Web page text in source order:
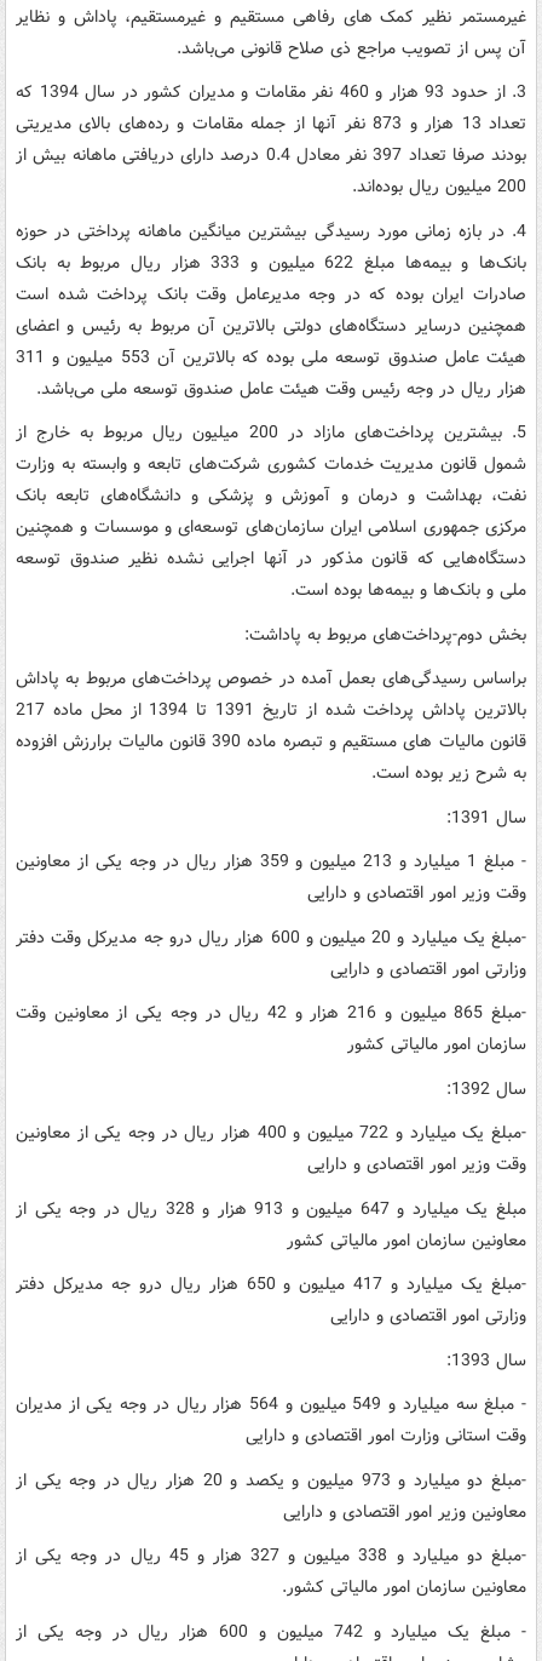
غیرمستمر نظیر کمک های رفاهی مستقیم و غیرمستقیم، پاداش و نظایر
آن پس از تصویب مراجع ذی صلاح قانونی می‌باشد.
3. از حدود 93 هزار و 460 نفر مقامات و مدیران کشور در سال 1394 که
تعداد 13 هزار و 873 نفر آنها از جمله مقامات و رده‌های بالای مدیریتی
بودند صرفا تعداد 397 نفر معادل 0.4 درصد دارای دریافتی ماهانه بیش از
200 میلیون ریال بوده‌اند.
4. در بازه زمانی مورد رسیدگی بیشترین میانگین ماهانه پرداختی در حوزه
بانک‌ها و بیمه‌ها مبلغ 622 میلیون و 333 هزار ریال مربوط به بانک
صادرات ایران بوده که در وجه مدیرعامل وقت بانک پرداخت شده است
همچنین درسایر دستگاه‌های دولتی بالاترین آن مربوط به رئیس و اعضای
هیئت عامل صندوق توسعه ملی بوده که بالاترین آن 553 میلیون و 311
هزار ریال در وجه رئیس وقت هیئت عامل صندوق توسعه ملی می‌باشد.
5. بیشترین پرداخت‌های مازاد در 200 میلیون ریال مربوط به خارج از
شمول قانون مدیریت خدمات کشوری شرکت‌های تابعه و وابسته به وزارت
نفت، بهداشت و درمان و آموزش و پزشکی و دانشگاه‌های تابعه بانک
مرکزی جمهوری اسلامی ایران سازمان‌های توسعه‌ای و موسسات و همچنین
دستگاه‌هایی که قانون مذکور در‌ آنها اجرایی نشده نظیر صندوق توسعه
ملی و بانک‌ها و بیمه‌ها بوده است.
بخش دوم-پرداخت‌های مربوط به پاداشت:
براساس رسیدگی‌های بعمل آمده در خصوص پرداخت‌های مربوط به پاداش
بالاترین پاداش پرداخت شده از تاریخ 1391 تا 1394 از محل ماده 217
قانون مالیات های مستقیم و تبصره ماده 390 قانون مالیات برارزش افزوده
به شرح زیر بوده است.
سال 1391:
- مبلغ 1 میلیارد و 213 میلیون و 359 هزار ریال در وجه یکی از معاونین
وقت وزیر امور اقتصادی و دارایی
-مبلغ یک میلیارد و 20 میلیون و 600 هزار ریال درو جه مدیرکل وقت دفتر
وزارتی امور اقتصادی و دارایی
-مبلغ 865 میلیون و 216 هزار و 42 ریال در وجه یکی از معاونین وقت
سازمان امور مالیاتی کشور
سال 1392:
-مبلغ یک میلیارد و 722 میلیون و 400 هزار ریال در وجه یکی از معاونین
وقت وزیر امور اقتصادی و دارایی
مبلغ یک میلیارد و 647 میلیون و 913 هزار و 328 ریال در وجه یکی از
معاونین سازمان امور مالیاتی کشور
-مبلغ یک میلیارد و 417 میلیون و 650 هزار ریال درو جه مدیرکل دفتر
وزارتی امور اقتصادی و دارایی
سال 1393:
- مبلغ سه میلیارد و 549 میلیون و 564 هزار ریال در وجه یکی از مدیران
وقت استانی وزارت امور اقتصادی و دارایی
-مبلغ دو میلیارد و 973 میلیون و یکصد و 20 هزار ریال در وجه یکی از
معاونین وزیر امور اقتصادی و دارایی
-مبلغ دو میلیارد و 338 میلیون و 327 هزار و 45 ریال در وجه یکی از
معاونین سازمان امور مالیاتی کشور.
- مبلغ یک میلیارد و 742 میلیون و 600 هزار ریال در وجه یکی از